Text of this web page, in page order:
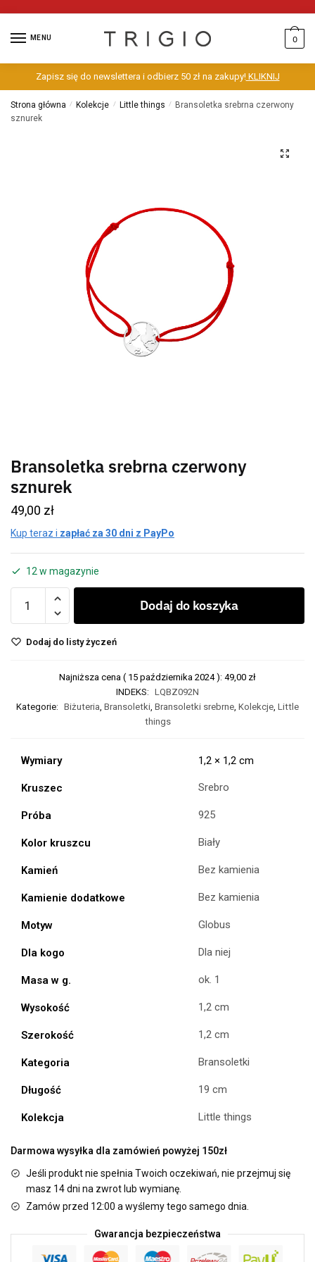
MENU 0
Zapisz się do newslettera i odbierz 50 zł na zakupy!KLIKNIJ
Strona główna / Kolekcje / Little things /
Bransoletka srebrna czerwony
sznurek
Bransoletka srebrna czerwony
sznurek
49,00 zł
Kup teraz i zapłać za 30 dni z PayPo
12 w magazynie
Dodaj do koszyka
Dodaj do listy życzeń
Najniższa cena ( 15 października 2024): 49,00 zł
INDEKS: LQBZ092N
Kategorie: Biżuteria, Bransoletki, Bransoletki srebrne, Kolekcje, Little
things
Wymiary 1,2 × 1,2 cm
Kruszec Srebro
Próba 925
Kolor kruszcu Biały
Kamień Bez kamienia
Kamienie dodatkowe Bez kamienia
Motyw Globus
Dla kogo Dla niej
Masa w g. ok. 1
Wysokość 1,2 cm
Szerokość 1,2 cm
Kategoria Bransoletki
Długość 19 cm
Kolekcja Little things
Darmowa wysyłka dla zamówień powyżej 150zł
Jeśli produkt nie spełnia Twoich oczekiwań, nie przejmuj się
masz 14 dni na zwrot lub wymianę.
Zamów przed 12:00 a wyślemy tego samego dnia.
Gwarancja bezpieczeństwa